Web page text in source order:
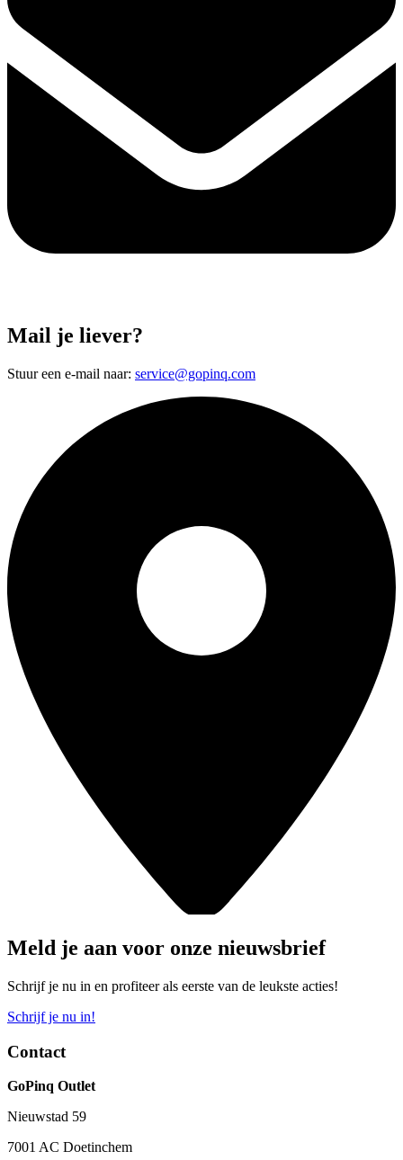
Mail je liever?
Stuur een e-mail naar: service@gopinq.com
Meld je aan voor onze nieuwsbrief
Schrijf je nu in en profiteer als eerste van de leukste acties!
Schrijf je nu in!
Contact
GoPinq Outlet
Nieuwstad 59
7001 AC Doetinchem